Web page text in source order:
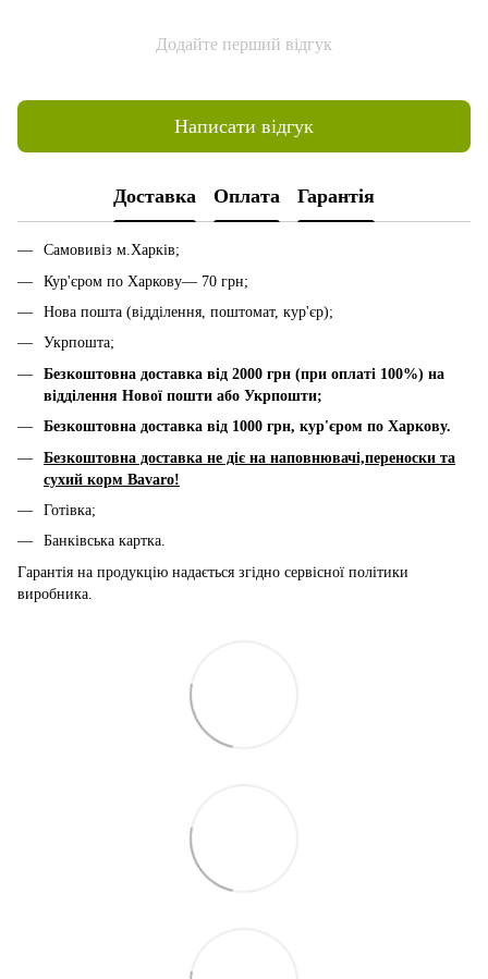
Додайте перший відгук
Написати відгук
Доставка Оплата Гарантія
Самовивіз м.Харків;
Кур'єром по Харкову— 70 грн;
Нова пошта (відділення, поштомат, кур'єр);
Укрпошта;
Безкоштовна доставка від 2000 грн (при оплаті 100%) на
відділення Нової пошти або Укрпошти;
Безкоштовна доставка від 1000 грн, кур'єром по Харкову.
Безкоштовна доставка не діє на наповнювачі,переноски та
сухий корм Bavaro!
Готівка;
Банківська картка.
Гарантія на продукцію надається згідно сервісної політики
виробника.